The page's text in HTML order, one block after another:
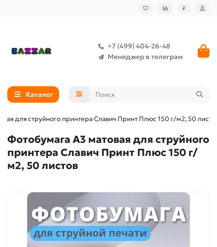
₽
+7 (499) 404-26-48
Менеджер в телеграм
Каталог
для струйного принтера Славич Принт Плюс 150 г/м2, 50
Фотобумага А3 матовая для струйного
принтера Славич Принт Плюс 150 г/
м2, 50 листов